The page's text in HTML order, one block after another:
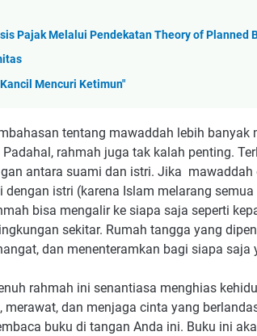
Pajak Melalui Pendekatan Theory of Planned
Mencuri Ketimun"
tentang mawaddah lebih banyak
rahmah juga tak kalah penting.
antara suami dan istri. Jika mawaddah
istri (karena Islam melarang
bisa mengalir ke siapa saja seperti
sekitar. Rumah tangga yang
dan menenteramkan bagi siapa saja
rahmah ini senantiasa menghias
merawat, dan menjaga cinta yang
buku di tangan Anda ini. Buku ini